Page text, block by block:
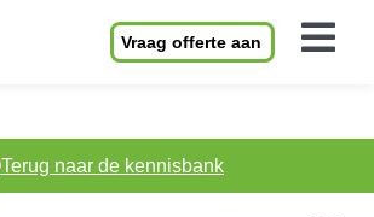
Vraag offerte aan
Terug naar de kennisbank